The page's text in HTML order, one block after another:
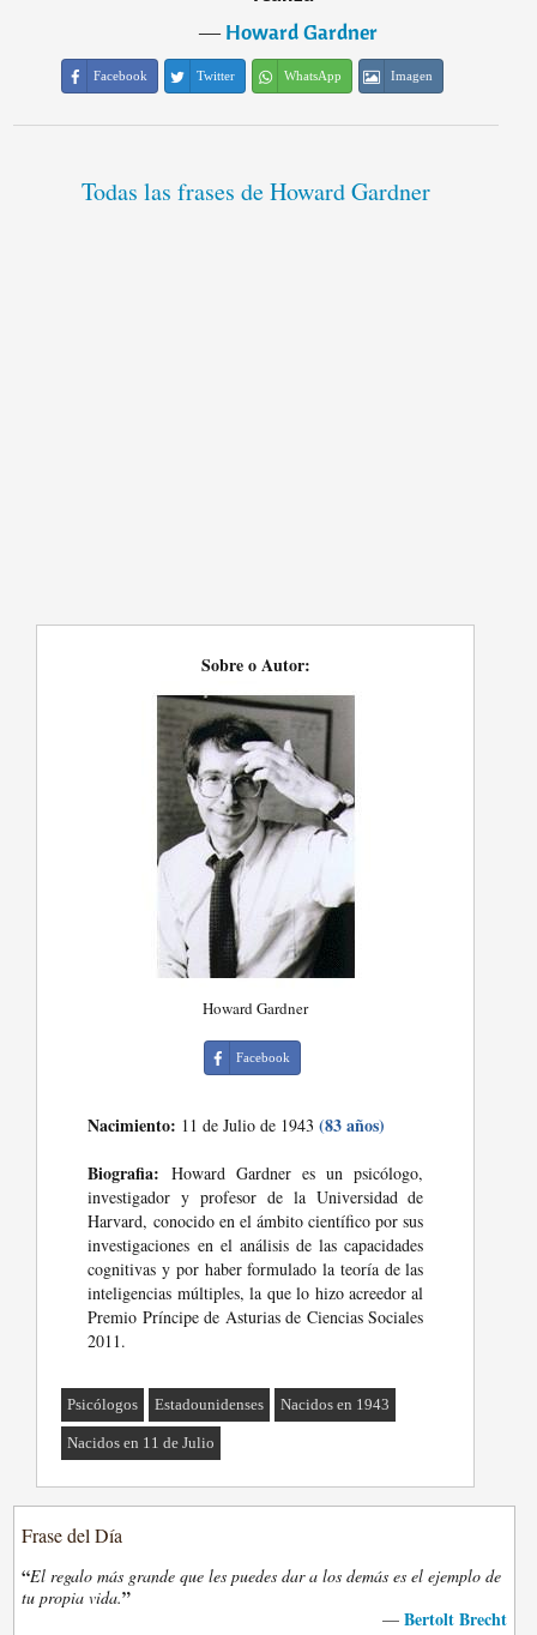
―Howard Gardner
Facebook Twitter WhatsApp Imagen
Todas las frases de Howard Gardner
Sobre o Autor:
Howard Gardner
Facebook
Nacimiento: 11 de Julio de 1943(83 años)
Biografia: Howard Gardner es un psicólogo,
investigador y profesor de la Universidad de
Harvard, conocido en el ámbito científico por sus
investigaciones en el análisis de las capacidades
cognitivas y por haber formulado la teoría de las
inteligencias múltiples, la que lo hizo acreedor al
Premio Príncipe de Asturias de Ciencias Sociales
2011.
Psicólogos Estadounidenses Nacidos en 1943
Nacidos en 11 de Julio
Frase del Día
“El regalo más grande que les puedes dar a los demás es el ejemplo de
tu propia vida.”
— Bertolt Brecht